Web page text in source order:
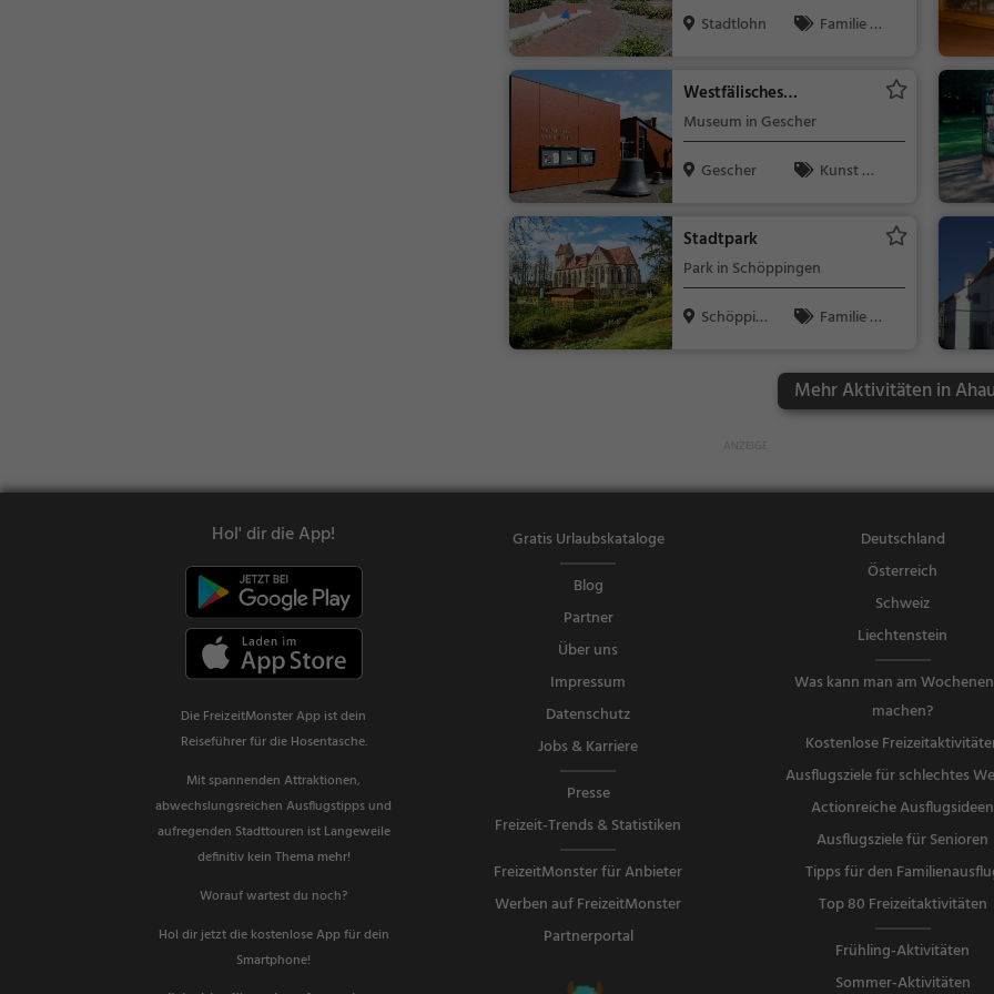
Stadtlohn
Familie &
Westfälisches
Glockenmuseum Gescher
Museum in Gescher
Gescher
Kunst &
Stadtpark
Park in Schöppingen
Schöppin
Familie &
Mehr Aktivitäten in
Hol' dir die App!
Die FreizeitMonster App ist dein
Reiseführer für die Hosentasche.
Mit spannenden Attraktionen,
abwechslungsreichen Ausflugstipps und
aufregenden Stadttouren ist Langeweile
definitiv kein Thema mehr!
Worauf wartest du noch?
Hol dir jetzt die kostenlose App für dein
Smartphone!
Gratis Urlaubskataloge
Blog
Partner
Über uns
Impressum
Datenschutz
Jobs & Karriere
Presse
Freizeit-Trends & Statistiken
FreizeitMonster für Anbieter
Werben auf FreizeitMonster
Partnerportal
Deutschland
Österreich
Schweiz
Liechtenstein
Was kann man am
machen?
Kostenlose
Ausflugsziele für schlechtes
Actionreiche Ausflugsideen
Ausflugsziele für Senioren
Tipps für den
Top 80 Freizeitaktivitäten
Frühling-Aktivitäten
Sommer-Aktivitäten